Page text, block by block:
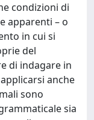
condizioni di
apparenti – o
in cui si
del
di indagare in
anche
sono
sia